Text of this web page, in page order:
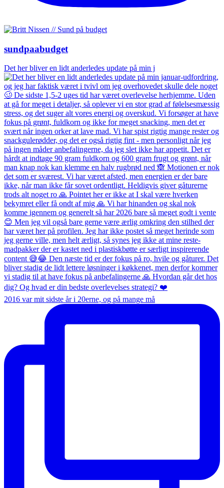
sundpaabudget
Det her bliver en lidt anderledes update på min j
2016 var mit sidste år i 20erne, og på mange må